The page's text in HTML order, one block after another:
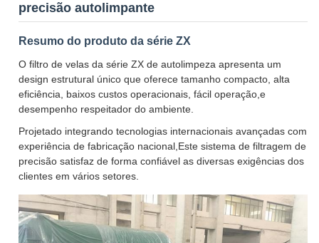
precisão autolimpante
Resumo do produto da série ZX
O filtro de velas da série ZX de autolimpeza apresenta um
design estrutural único que oferece tamanho compacto, alta
eficiência, baixos custos operacionais, fácil operação,e
desempenho respeitador do ambiente.
Projetado integrando tecnologias internacionais avançadas com
experiência de fabricação nacional,Este sistema de filtragem de
precisão satisfaz de forma confiável as diversas exigências dos
clientes em vários setores.